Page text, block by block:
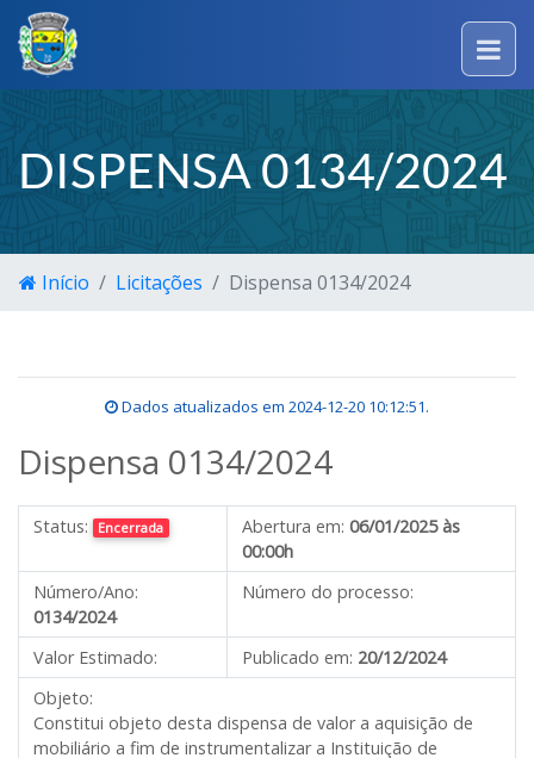
DISPENSA 0134/2024
Início Licitações Dispensa 0134/2024
Dados atualizados em 2024-12-20 10:12:51.
Dispensa 0134/2024
Status: Encerrada Abertura em: 06/01/2025 às
00:00h
Número/Ano:
0134/2024
Número do processo:
Valor Estimado: Publicado em: 20/12/2024
Objeto:
Constitui objeto desta dispensa de valor a aquisição de
mobiliário a fim de instrumentalizar a Instituição de